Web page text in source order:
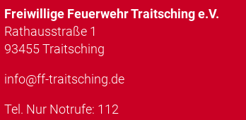
Freiwillige Feuerwehr Traitsching e.V.
Rathausstraße 1
93455 Traitsching
info@ff-traitsching.de
Tel. Nur Notrufe: 112